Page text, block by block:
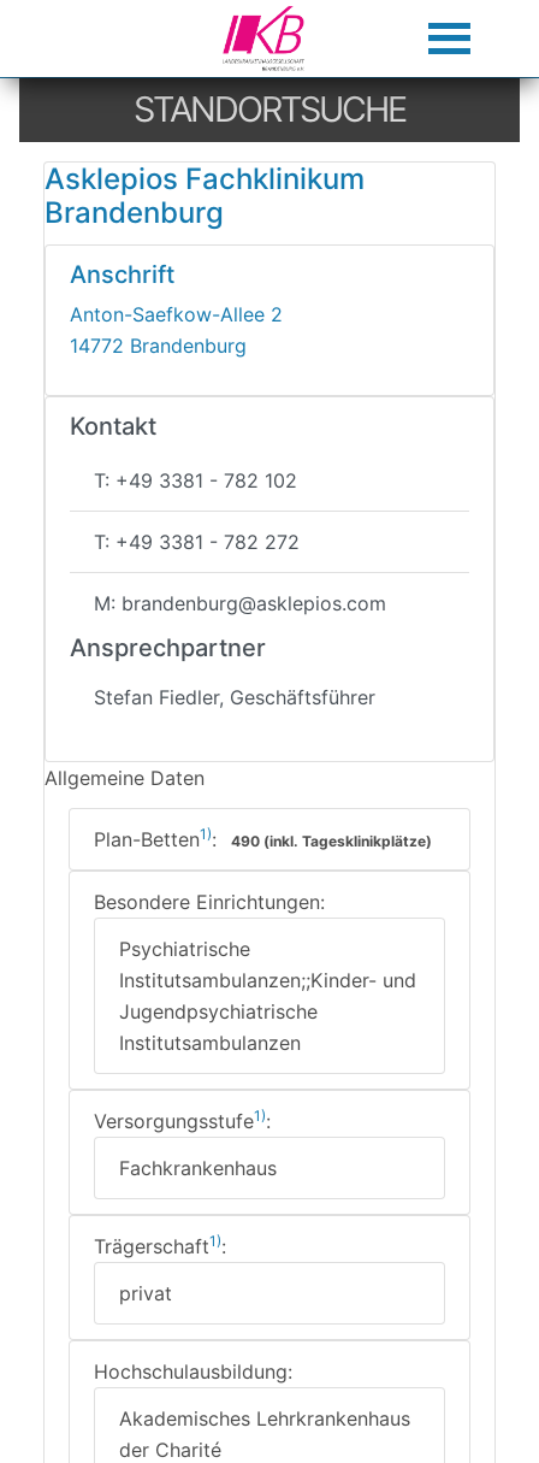
STANDORTSUCHE
Asklepios Fachklinikum
Brandenburg
Anschrift
Anton-Saefkow-Allee 2
14772 Brandenburg
Kontakt
T: +49 3381 - 782 102
T: +49 3381 - 782 272
M: brandenburg@asklepios.com
Ansprechpartner
Stefan Fiedler, Geschäftsführer
Allgemeine Daten
Plan-Betten1): 490 (inkl. Tagesklinikplätze)
Besondere Einrichtungen:
Psychiatrische
Institutsambulanzen;;Kinder- und
Jugendpsychiatrische
Institutsambulanzen
Versorgungsstufe1):
Fachkrankenhaus
Trägerschaft1):
privat
Hochschulausbildung:
Akademisches Lehrkrankenhaus
der Charité